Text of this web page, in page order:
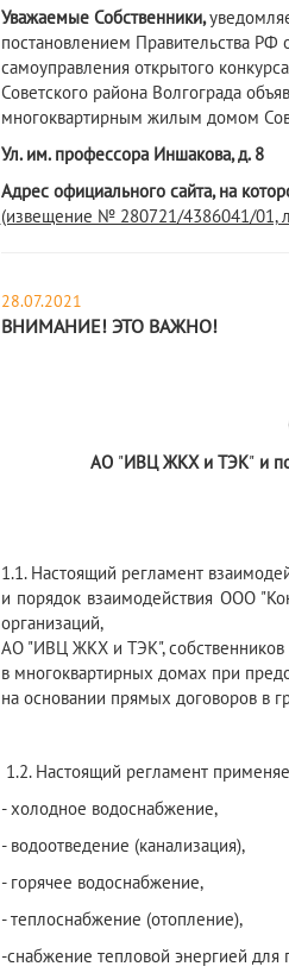
УважаемыеСобственники,
постановлением Правительства
самоуправления открытого
Советского района Волгограда
многоквартирным жилым домом
Ул. им. профессора Иншакова, д. 8
Адрес официального сайта, на
(извещение № 280721/4386041/01,
28.07.2021
ВНИМАНИЕ! ЭТО ВАЖНО!
АО "ИВЦ ЖКХ и ТЭК"и
1.1. Настоящий регламент
и порядок взаимодействия
организаций,
АО "ИВЦ ЖКХ и ТЭК",
в многоквартирных домах при
на основании прямых договоров в
1.2. Настоящий регламент
- холодное водоснабжение,
- водоотведение (канализация),
- горячее водоснабжение,
- теплоснабжение (отопление),
-снабжение тепловой энергией для